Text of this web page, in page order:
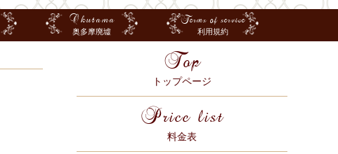
Okutama
奥多摩廃墟
Terms of service
利用規約
Top
トップページ
Price list
料金表